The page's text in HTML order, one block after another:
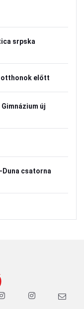
srpska
otthonok előtt
új
csatorna